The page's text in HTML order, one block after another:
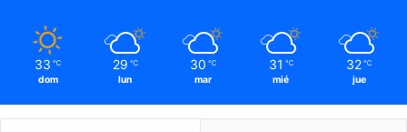
33 ℃
dom
29 ℃
lun
30 ℃
mar
31 ℃
mié
32 ℃
jue